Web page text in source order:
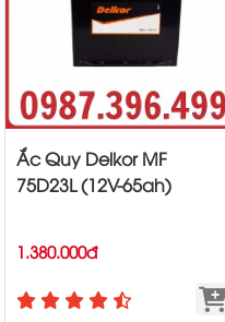
Ắc Quy Delkor MF
75D23L (12V-65ah)
1.380.000đ